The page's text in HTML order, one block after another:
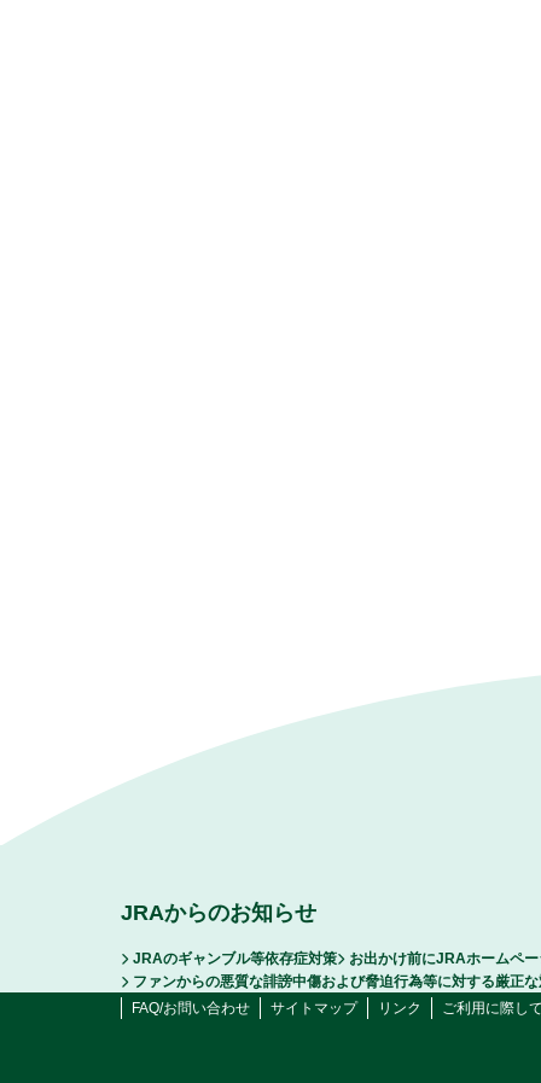
JRAからのお知らせ
JRAのギャンブル等依存症対策
お出かけ前にJRAホームペ
ファンからの悪質な誹謗中傷および脅迫行為等に対する厳正
FAQ/お問い合わせ
サイトマップ リンク ご利用に際し